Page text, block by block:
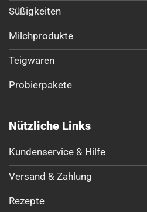
Süßigkeiten
Milchprodukte
Teigwaren
Probierpakete
Nützliche Links
Kundenservice & Hilfe
Versand & Zahlung
Rezepte